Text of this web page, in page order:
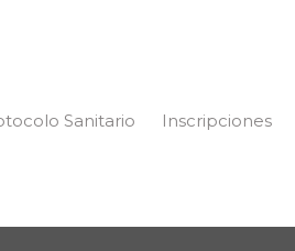
Sanitario Inscripciones